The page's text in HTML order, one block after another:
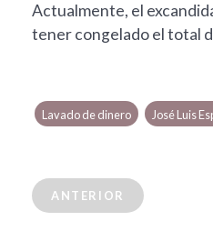
Actualmente, el
tener congelado el total
Lavado de dinero José Luis
ANTERIOR